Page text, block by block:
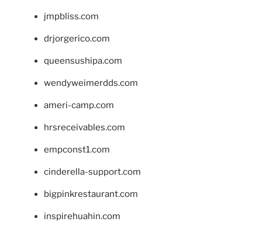
jmpbliss.com
drjorgerico.com
queensushipa.com
wendyweimerdds.com
ameri-camp.com
hrsreceivables.com
empconst1.com
cinderella-support.com
bigpinkrestaurant.com
inspirehuahin.com